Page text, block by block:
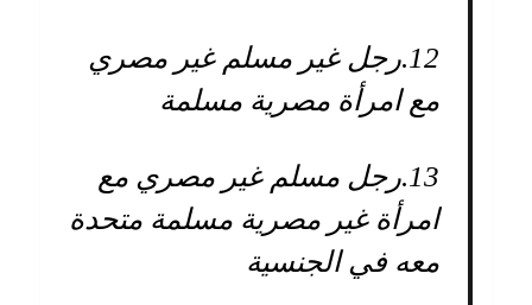
12. رجل غير مسلم غير مصري
مع امرأة مصرية مسلمة
13. رجل مسلم غير مصري مع
امرأة غير مصرية مسلمة متحدة
معه في الجنسية